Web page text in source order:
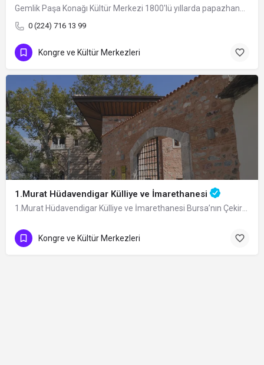
0 (224) 716 13 99
Kongre ve Kültür Merkezleri
1.Murat Hüdavendigar Külliye ve İmarethanesi
Kongre ve Kültür Merkezleri